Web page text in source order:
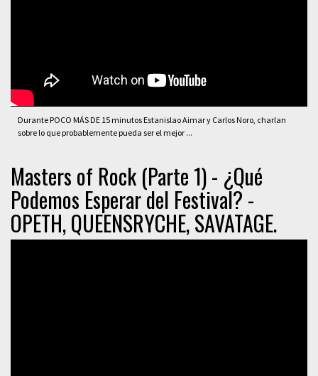
Durante POCO MÁS DE 15 minutos Estanislao Aimar y Carlos Noro, charlan
sobre lo que probablemente pueda ser el mejor ...
Masters of Rock (Parte 1) - ¿Qué
Podemos Esperar del Festival? -
OPETH, QUEENSRYCHE, SAVATAGE.